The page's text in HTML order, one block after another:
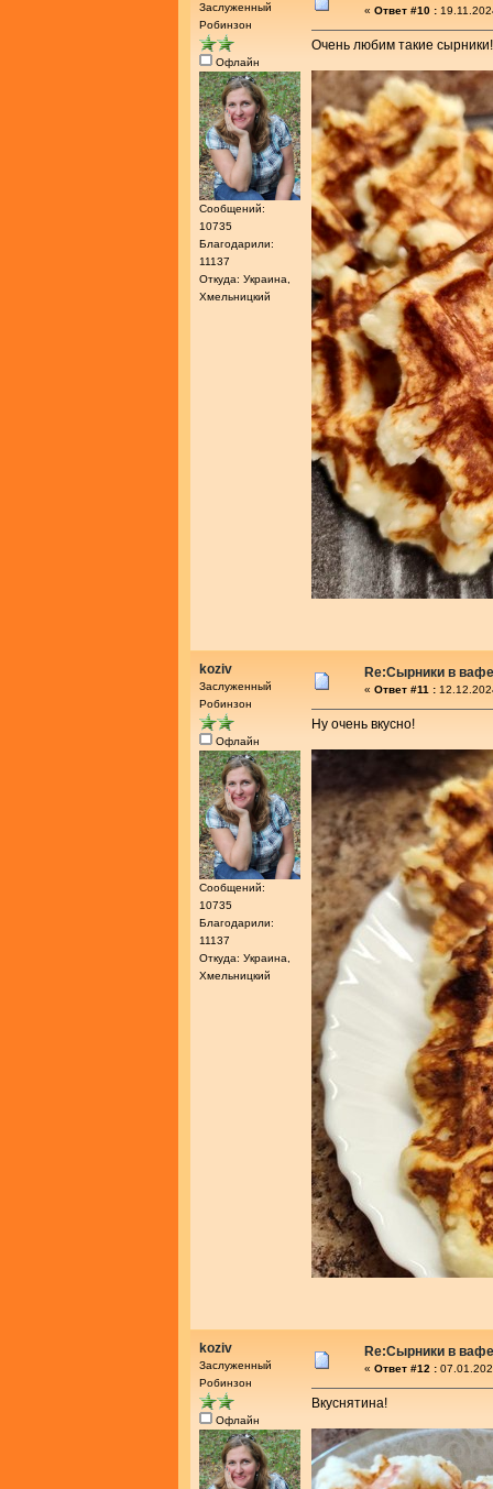
Заслуженный
Робинзон
Офлайн
Сообщений:
10735
Благодарили:
11137
Откуда: Украина,
Хмельницкий
« Ответ #10 :
Очень любим такие сырники!
koziv
Заслуженный
Робинзон
Офлайн
Сообщений:
10735
Благодарили:
11137
Откуда: Украина,
Хмельницкий
Re:Сырники в
« Ответ #11 :
Ну очень вкусно!
koziv
Заслуженный
Робинзон
Офлайн
Re:Сырники в
« Ответ #12 :
Вкуснятина!